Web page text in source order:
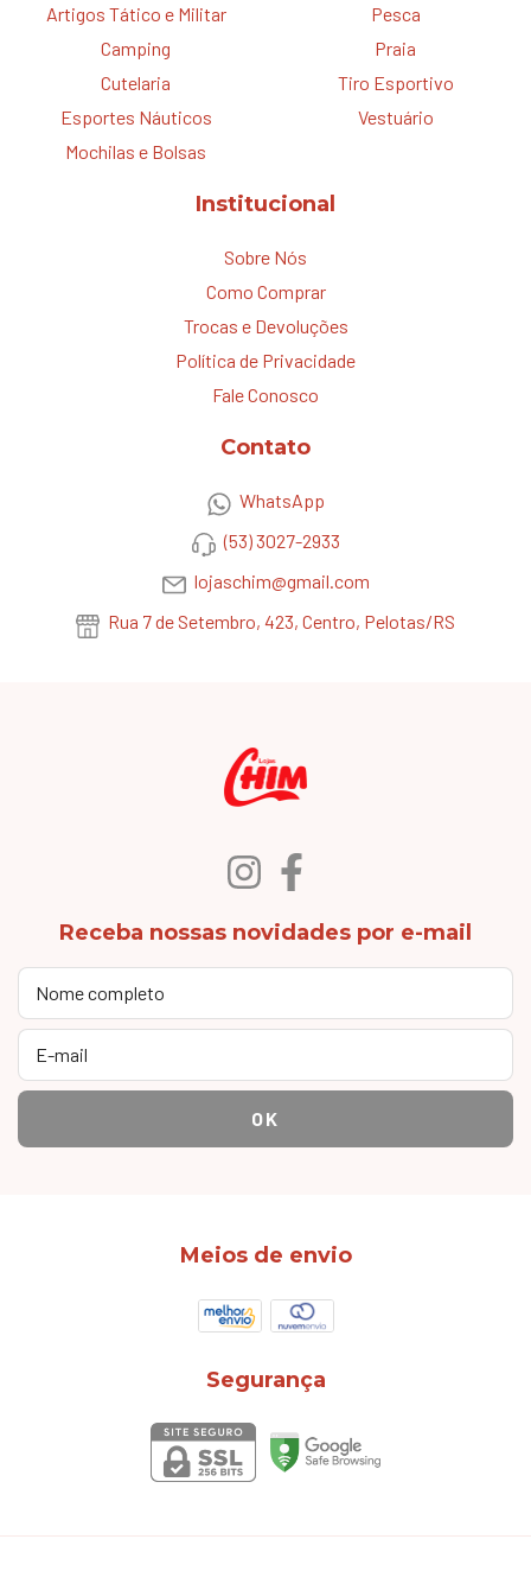
Artigos Tático e Militar
Camping
Cutelaria
Esportes Náuticos
Mochilas e Bolsas
Pesca
Praia
Tiro Esportivo
Vestuário
Institucional
Sobre Nós
Como Comprar
Trocas e Devoluções
Política de Privacidade
Fale Conosco
Contato
WhatsApp
(53) 3027-2933
lojaschim@gmail.com
Rua 7 de Setembro, 423, Centro, Pelotas/RS
Receba nossas novidades por e-mail
Meios de envio
Segurança